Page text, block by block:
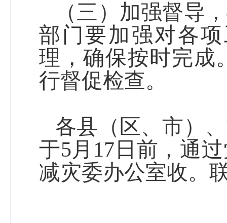
（三）加强督导
部门要加强对各
理，确保按时完成
行督促检查。
各县（区、市）
于5月 17 日前，通
减灾委办公室收。